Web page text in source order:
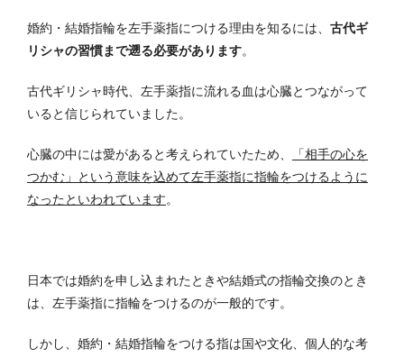
婚約・結婚指輪を左手薬指につける理由を知るには、 古代ギ
リシャの習慣まで遡る必要があります。
古代ギリシャ時代、左手薬指に流れる血は心臓とつながって
いると信じられていました。
心臓の中には愛があると考えられていたため、
「相手の心を
つかむ」という意味を込めて左手薬指に指輪をつけるように
なったといわれています。
日本では婚約を申し込まれたときや結婚式の指輪交換のとき
は、左手薬指に指輪をつけるのが一般的です。
しかし、婚約・結婚指輪をつける指は国や文化、個人的な考